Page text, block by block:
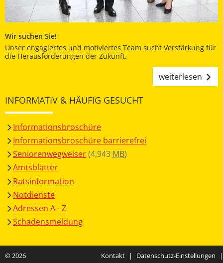
Wir suchen Sie!
Unser engagiertes und motiviertes Team sucht Verstärkung für
die Herausforderungen der Zukunft.
weiterlesen
INFORMATIV & HÄUFIG GESUCHT
Informationsbroschüre
Informationsbroschüre barrierefrei
Seniorenwegweiser(4,943 MB)
Amtsblätter
Ratsinformation
Notdienste
Adressen A - Z
Schadensmeldung
© 2026 Kontakt | Datenschutz-Einstellungen |